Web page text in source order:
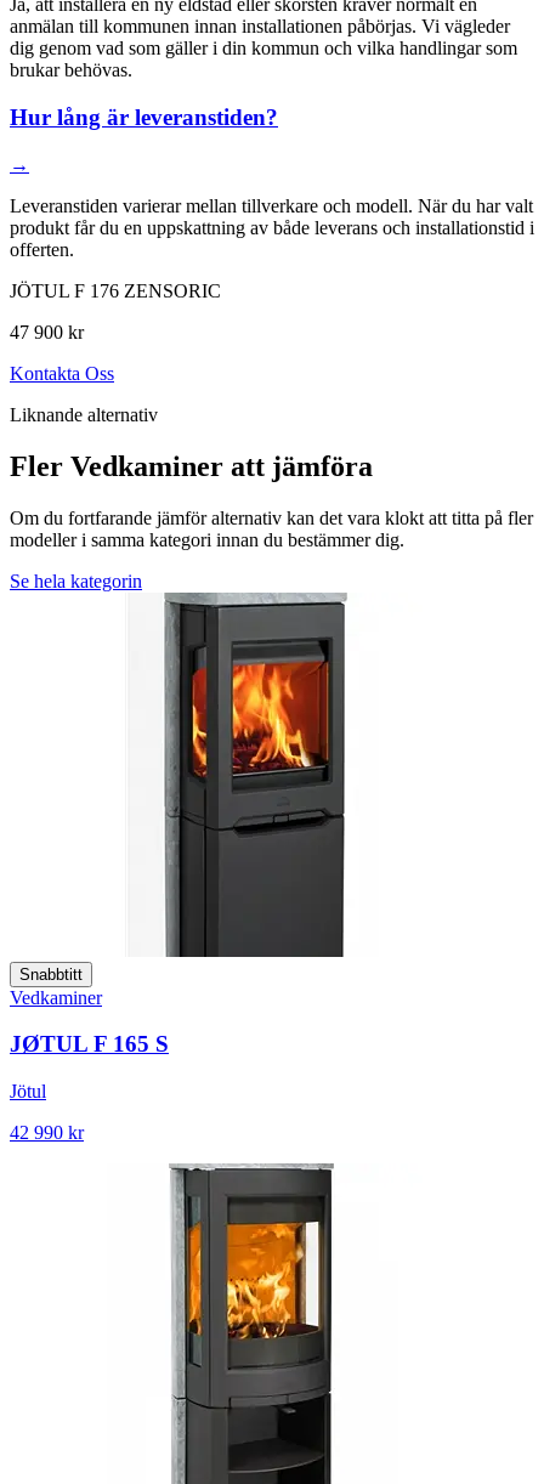
Ja, att installera en ny eldstad eller skorsten kräver normalt en
anmälan till kommunen innan installationen påbörjas. Vi vägleder
dig genom vad som gäller i din kommun och vilka handlingar som
brukar behövas.
Hur lång är leveranstiden?
→
Leveranstiden varierar mellan tillverkare och modell. När du har valt
produkt får du en uppskattning av både leverans och installationstid i
offerten.
JÖTUL F 176 ZENSORIC
47 900 kr
Kontakta Oss
Liknande alternativ
Fler Vedkaminer att jämföra
Om du fortfarande jämför alternativ kan det vara klokt att titta på fler
modeller i samma kategori innan du bestämmer dig.
Se hela kategorin
Snabbtitt
Vedkaminer
JØTUL F 165 S
Jötul
42 990 kr